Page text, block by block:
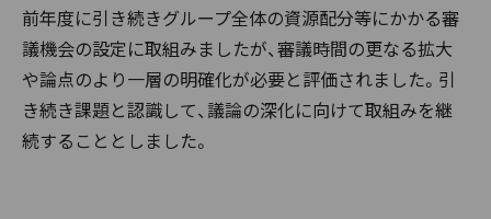
前年度に引き続きグループ全体の資源配分等にかかる審
議機会の設定に取組みましたが、審議時間の更なる拡大
や論点のより一層の明確化が必要と評価されました。引
き続き課題と認識して、議論の深化に向けて取組みを継
続することとしました。